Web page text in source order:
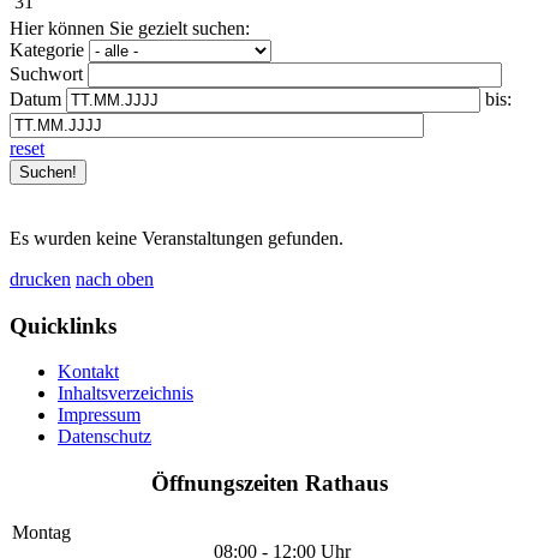
Hier können Sie gezielt suchen:
Kategorie
Suchwort
Datum
bis:
reset
Es wurden keine Veranstaltungen gefunden.
drucken nach oben
Quicklinks
Kontakt
Inhaltsverzeichnis
Impressum
Datenschutz
Öffnungszeiten Rathaus
Montag
08:00 - 12:00 Uhr